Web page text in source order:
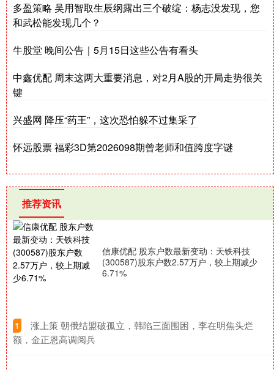
多盈策略 吴用智取生辰纲露出三个破绽：杨志没发现，您
和武松能发现几个？
牛股堂 晚间公告｜5月15日这些公告有看头
中鑫优配 周末这两大重要消息，对2月A股的开局走势很关
键
兴盛网 降压“药王”，这次恐怕躲不过集采了
怀远股票 福彩3D第2026098期曾老师和值跨度字谜
推荐资讯
信康优配 股东户数最新变动：天铁科技
(300587)股东户数2.57万户，较上期减少
6.71%
1
​涨上策 朝俄结盟破孤立，韩陷三面围困，李在明焦头烂
额，金正恩高调阅兵